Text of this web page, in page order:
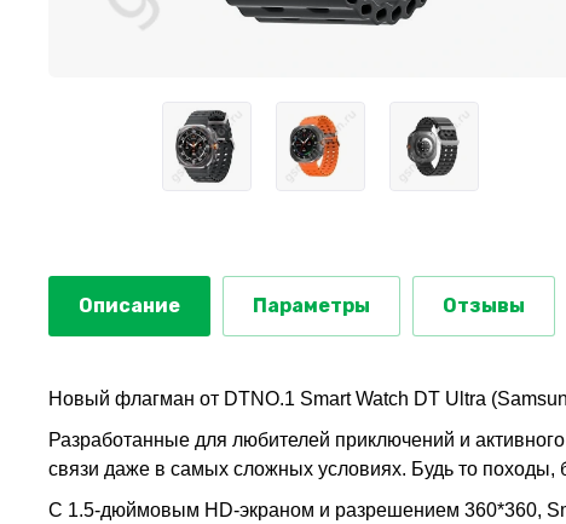
Описание Параметры Отзывы
Новый флагман от DTNO.1 Smart Watch DT Ultra
Разработанные для любителей приключений и
связи даже в самых сложных условиях. Будь то
С 1.5-дюймовым HD-экраном и разрешением 360*360,